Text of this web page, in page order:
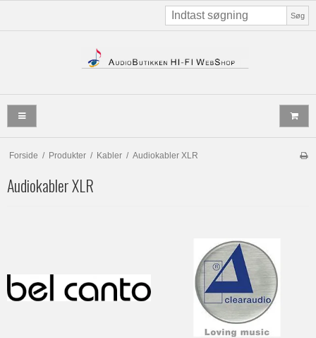
Søg
Forside / Produkter / Kabler / Audiokabler XLR
Audiokabler XLR